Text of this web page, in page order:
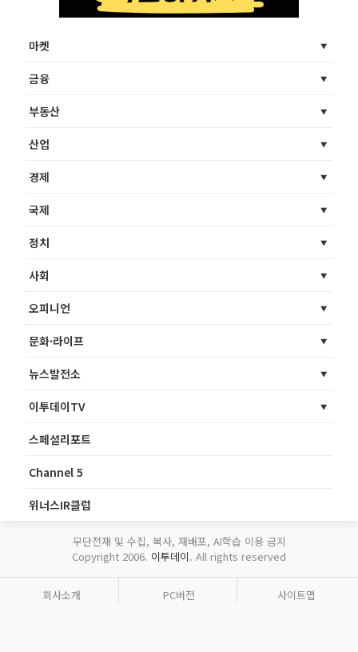
마켓
금융
부동산
산업
경제
국제
정치
사회
오피니언
문화·라이프
뉴스발전소
이투데이TV
스페셜리포트
Channel 5
위너스IR클럽
무단전재 및 수집, 복사, 재배포, AI학습 이용 금지
Copyright 2006. 이투데이. All rights reserved
회사소개 PC버전 사이트맵